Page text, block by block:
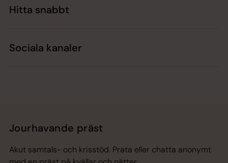
Hitta snabbt
Sociala kanaler
Jourhavande präst
Akut samtals- och krisstöd. Prata eller chatta anonymt